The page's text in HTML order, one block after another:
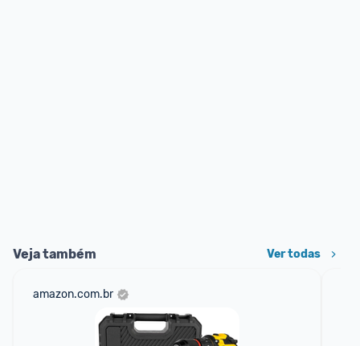
Veja também Ver todas
amazon.com.br